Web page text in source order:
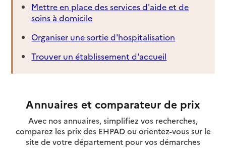
Mettre en place des services d'aide et de
soins à domicile
Organiser une sortie d'hospitalisation
Trouver un établissement d'accueil
Annuaires et comparateur de prix
Avec nos annuaires, simplifiez vos recherches,
comparez les prix des EHPAD ou orientez-vous sur le
site de votre département pour vos démarches